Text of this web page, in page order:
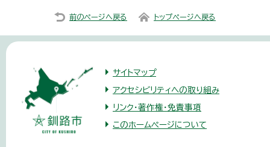
前のページへ戻る トップページへ戻る
サイトマップ
アクセシビリティへの取り組み
リンク・著作権・免責事項
このホームページについて